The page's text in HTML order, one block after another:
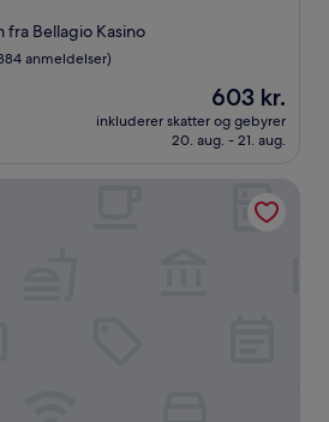
fra Bellagio Kasino
anmeldelser)
Prisen
er
603 kr.
603 kr.
inkluderer skatter og gebyrer
20. aug. - 21. aug.
– A Caesars Rewards Destination